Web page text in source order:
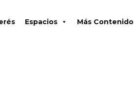
Espacios Más Contenido